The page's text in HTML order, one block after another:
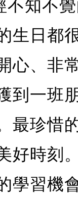
不知不
生日都
心、非
到一班
最珍惜
好時刻
學習機